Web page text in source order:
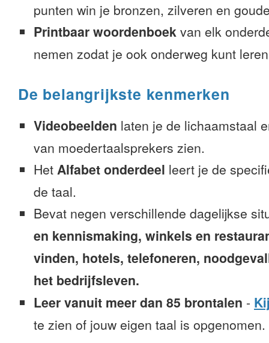
punten win je bronzen, zilveren en
Printbaar woordenboek van elk
nemen zodat je ook onderweg kunt
De belangrijkste kenmerken
Videobeelden laten je de lichaamstaal
van moedertaalsprekers zien.
Het Alfabet onderdeel leert je de
de taal.
Bevat negen verschillende dagelijkse
en kennismaking, winkels en
vinden, hotels, telefoneren,
het bedrijfsleven.
Leer vanuit meer dan 85 brontalen -
te zien of jouw eigen taal is opgenomen.